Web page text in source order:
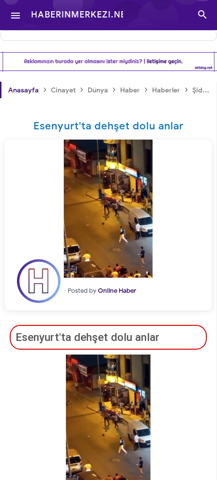
 HABERINMERKEZI.NET
- TÜRKIYE VE DÜNYA
GÜNDEMINDEN

Anasayfa › Cinayet › Dünya › Haber › Haberler › Şiddet
Esenyurt'ta dehşet dolu anlar
Posted byOnline Haber
Esenyurt'ta dehşet dolu anlar